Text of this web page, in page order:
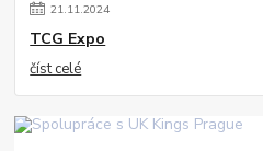
21.11.2024
TCG Expo
číst celé